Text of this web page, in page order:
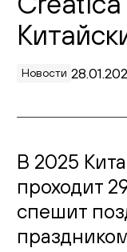
Столы
Пуфы и
Подушки
Матрасы
Новости
В 2025
проходит
спешит